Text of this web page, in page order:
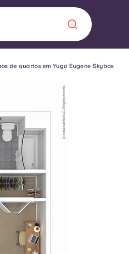
a
Español
de quartos em Yugo Eugene Skybox